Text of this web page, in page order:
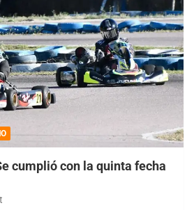
cumplió con la quinta fecha